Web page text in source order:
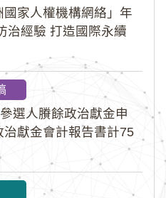
家人權機構網絡」年
治經驗 打造國際永續
選人賸餘政治獻金申
獻金會計報告書計75